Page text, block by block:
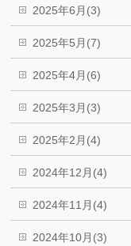
2025年6月(3)
2025年5月(7)
2025年4月(6)
2025年3月(3)
2025年2月(4)
2024年12月(4)
2024年11月(4)
2024年10月(3)